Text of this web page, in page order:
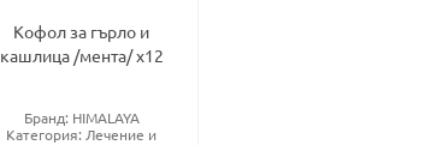
Кофол за гърло и
кашлица /мента/ х12
Бранд: HIMALAYA
Категория: Лечение и